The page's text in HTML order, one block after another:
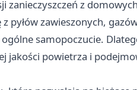
zanieczyszczeń z
pyłów zawieszonych,
samopoczucie.
jakości powietrza i